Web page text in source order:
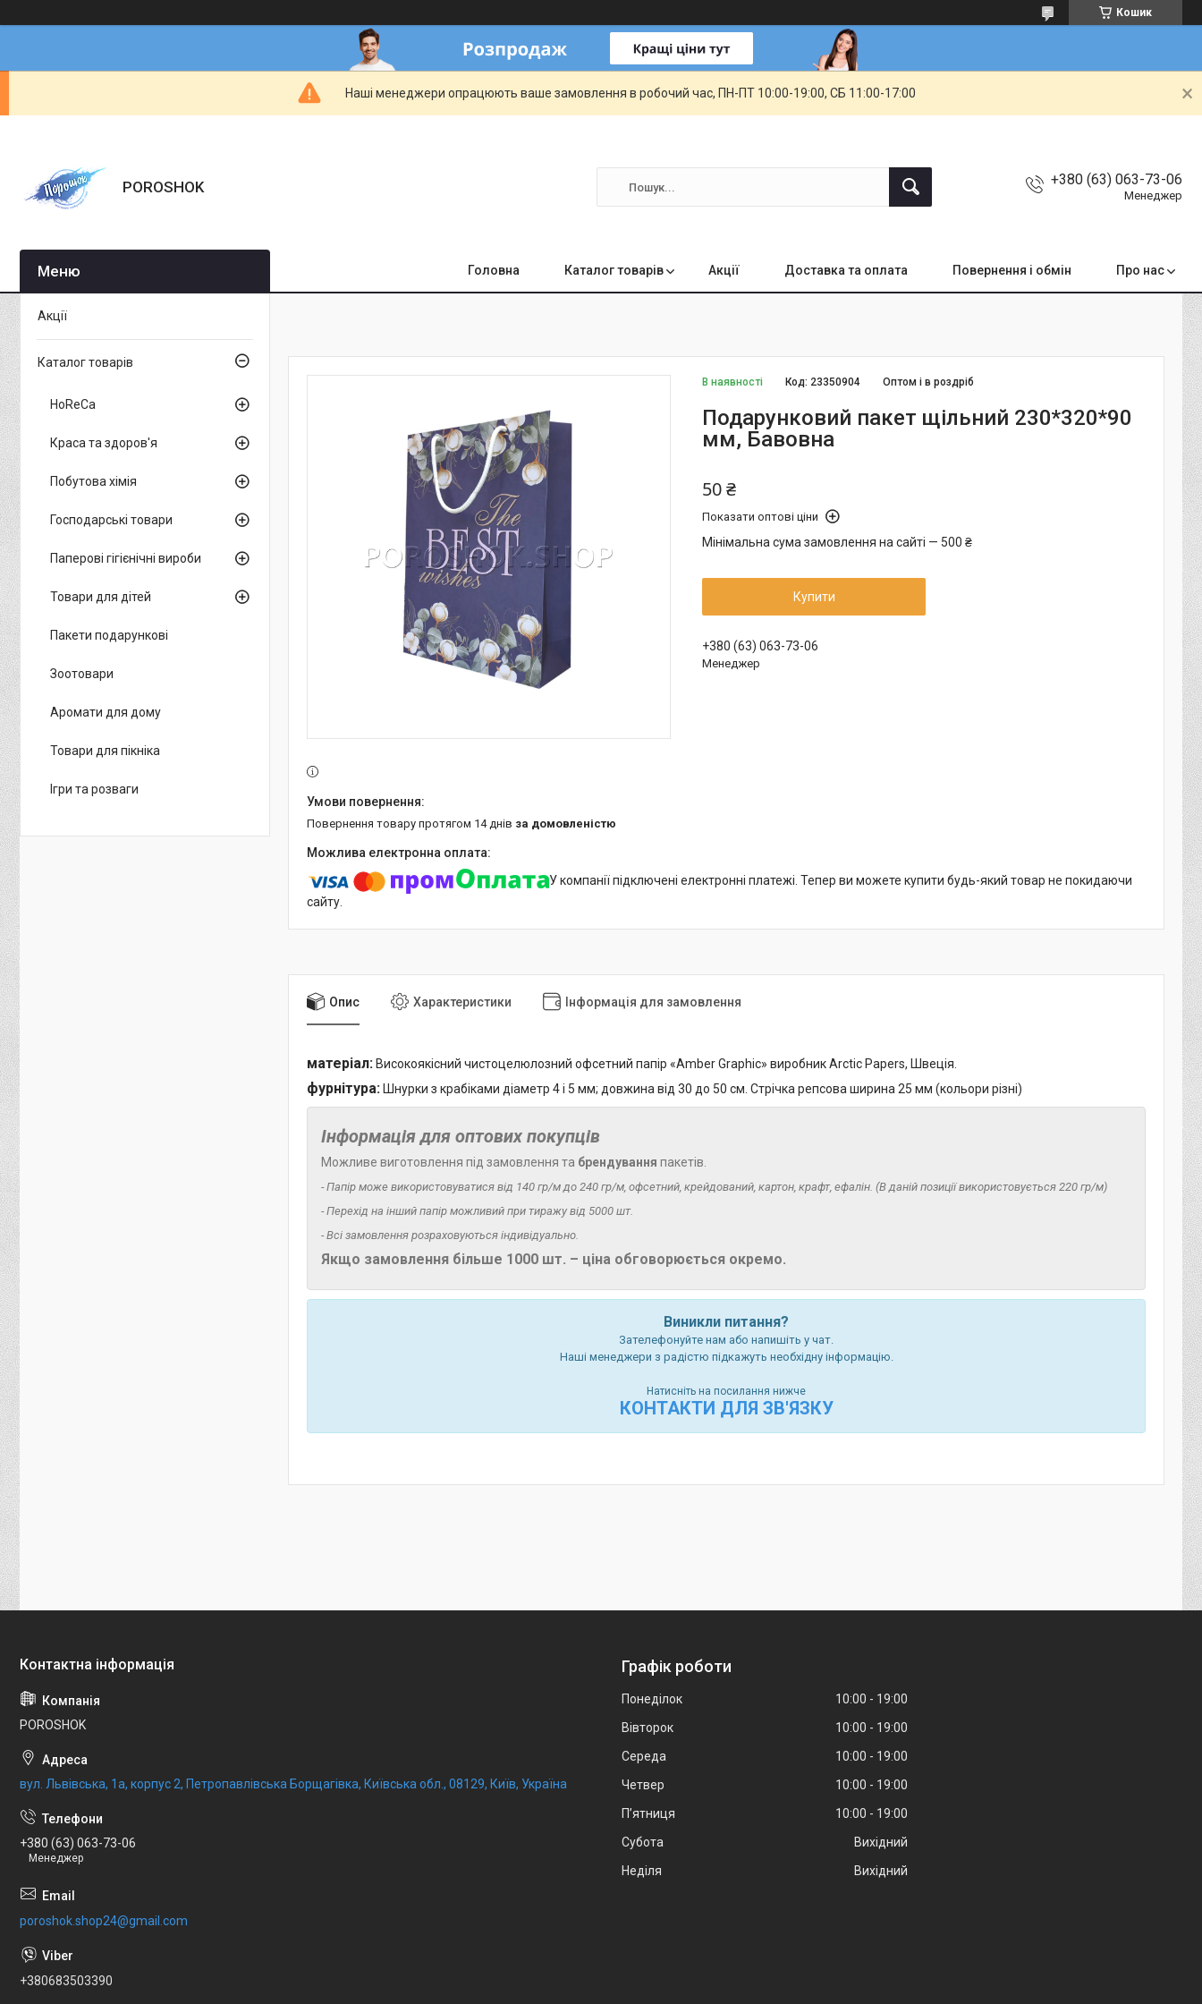
Кошик
Наші менеджери опрацюють ваше замовлення в робочий час, ПН-ПТ 10:00-19:00, СБ 11:00-17:00
POROSHOK +380 (63) 063-73-06
Менеджер
Головна Каталог товарів Акції Доставка та оплата Повернення і обмін Про нас
В наявності Оптом і в роздріб
Код: 23350904
Подарунковий пакет щільний 230*320*90
мм, Бавовна
50 ₴
Показати оптові ціни
Мінімальна сума замовлення на сайті — 500 ₴
Купити
+380 (63) 063-73-06
Менеджер
повернення товару протягом 14 днів за домовленістю
У компанії підключені електронні платежі. Тепер ви можете купити будь-який товар не покидаючи
сайту.
Опис Характеристики Інформація для замовлення
матеріал: Високоякісний чистоцелюлозний офсетний папір «Amber Graphic» виробник Arctic Papers, Швеція.
фурнітура: Шнурки з крабіками діаметр 4 і 5 мм; довжина від 30 до 50 см. Стрічка репсова ширина 25 мм (кольори різні)
Інформація для оптових покупців
Можливе виготовлення під замовлення та брендування пакетів.
- Папір може використовуватися від 140 гр/м до 240 гр/м, офсетний, крейдований, картон, крафт, ефалін. (В даній позиції використовується 220 гр/м)
- Перехід на інший папір можливий при тиражу від 5000 шт.
- Всі замовлення розраховуються індивідуально.
Якщо замовлення більше 1000 шт. – ціна обговорюється окремо.
Виникли питання?
Зателефонуйте нам або напишіть у чат.
Наші менеджери з радістю підкажуть необхідну інформацію.
Натисніть на посилання нижче
КОНТАКТИ ДЛЯ ЗВ'ЯЗКУ
Акції
Каталог товарів
HoReCa
Краса та здоров'я
Побутова хімія
Господарські товари
Паперові гігієнічні вироби
Товари для дітей
Пакети подарункові
Зоотовари
Аромати для дому
Товари для пікніка
Ігри та розваги
POROSHOK
вул. Львівська, 1а, корпус 2, Петропавлівська Борщагівка, Київська обл., 08129, Київ, Україна
+380 (63) 063-73-06
Менеджер
poroshok.shop24@gmail.com
+380683503390
Графік роботи
Понеділок 10:00
19:00
Вівторок
10:00
19:00
Середа
10:00
19:00
Четвер
10:00
19:00
Пʼятниця
10:00
19:00
Субота
Вихідний
Неділя
Вихідний